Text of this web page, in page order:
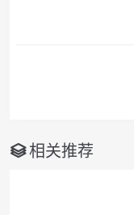
相关推荐